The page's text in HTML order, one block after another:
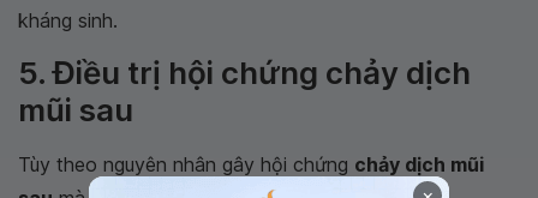
kháng sinh.
5. Điều trị hội chứng chảy dịch
mũi sau
Tùy theo nguyên nhân gây hội chứng chảy dịch mũi